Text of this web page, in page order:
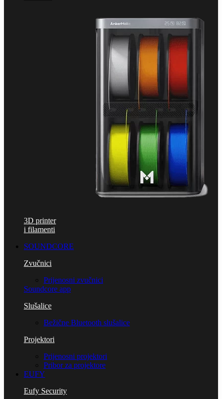
3D printer
i filamenti
SOUNDCORE
Zvučnici
Prijenosni zvučnici
Soundcore app
Slušalice
Bežične Bluetooth slušalice
Projektori
Prijenosni projektori
Pribor za projektore
EUFY
Eufy Security